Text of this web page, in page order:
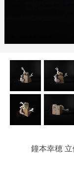
鐘本幸穂